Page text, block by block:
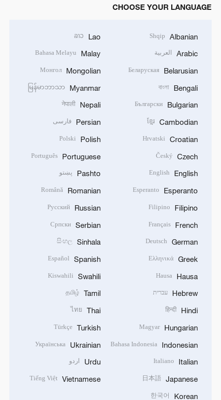
CHOOSE YOUR LANGUAGE
Albanian
Shqip
Arabic العربية
Belarusian
Беларуская
Bengali
বাংলা
Bulgarian
Български
Cambodian
ខ្មែរ
Croatian
Hrvatski
Czech
Český
English
English
Esperanto
Esperanto
Filipino
Filipino
French
Français
German
Deutsch
Greek
Ελληνικά
Hausa
Hausa
Hebrew עברית
Hindi
हिन्दी
Hungarian
Magyar
Indonesian
Bahasa Indonesia
Italian
Italiano
Japanese
日本語
Korean
한국어
Lao
ລາວ
Malay
Bahasa Melayu
Mongolian
Монгол
Myanmar
မြန်မာဘာသာ
Nepali
नेपाली
Persian فارسی
Polish
Polski
Portuguese
Português
Pashto پښتو
Romanian
Română
Russian
Русский
Serbian
Српски
Sinhala
සිංහල
Spanish
Español
Swahili
Kiswahili
Tamil
தமிழ்
Thai
ไทย
Turkish
Türkçe
Ukrainian
Українська
Urdu اردو
Vietnamese
Tiếng Việt